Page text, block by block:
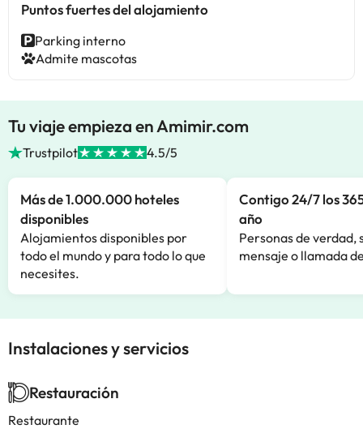
Puntos fuertes del alojamiento
Parking interno
Admite mascotas
Tu viaje empieza en Amimir.com
Trustpilot 4.5/5
Más de 1.000.000 hoteles
disponibles
Alojamientos disponibles por
todo el mundo y para todo lo que
necesites.
Contigo 24/7 los
año
Personas de verdad,
mensaje o llamada
Instalaciones y servicios
Restauración
Restaurante